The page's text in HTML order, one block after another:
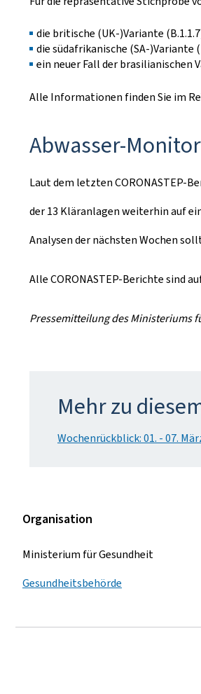
die britische (UK-)Variante
die südafrikanische (SA-)Variante
ein neuer Fall der brasilianischen
Alle Informationen finden Sie im
Abwasser-
Laut dem letzten CORONASTEP-
der 13 Kläranlagen weiterhin auf
Analysen der nächsten Wochen
Alle CORONASTEP-Berichte sind
Pressemitteilung des Ministeriums
Mehr zu
Wochenrückblick: 01. - 07.
Organisation
Ministerium für Gesundheit
Gesundheitsbehörde